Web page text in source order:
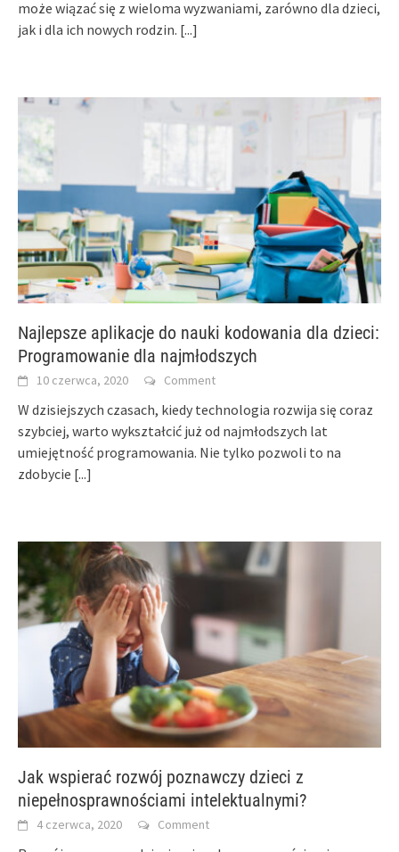
może wiązać się z wieloma wyzwaniami, zarówno dla dzieci,
jak i dla ich nowych rodzin. [...]
Najlepsze aplikacje do nauki kodowania dla dzieci:
Programowanie dla najmłodszych
10 czerwca, 2020 Comment
W dzisiejszych czasach, kiedy technologia rozwija się coraz
szybciej, warto wykształcić już od najmłodszych lat
umiejętność programowania. Nie tylko pozwoli to na
zdobycie [...]
Jak wspierać rozwój poznawczy dzieci z
niepełnosprawnościami intelektualnymi?
4 czerwca, 2020 Comment